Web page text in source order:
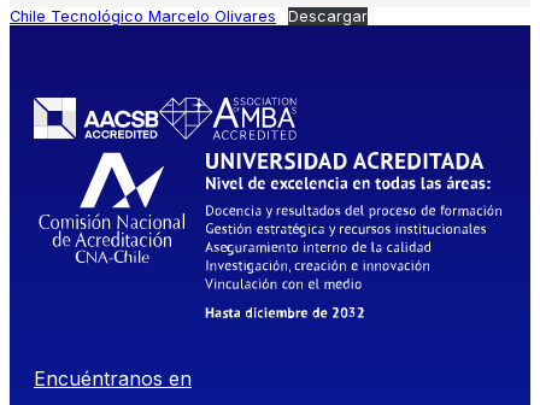
Chile Tecnológico Marcelo Olivares Descargar
Encuéntranos en